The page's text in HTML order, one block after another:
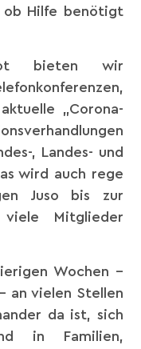
ob Hilfe benötigt
bieten wir
„Corona-
, Landes- und
wird auch rege
Juso bis zur
Mitglieder
Wochen –
an vielen Stellen
da ist, sich
in Familien,